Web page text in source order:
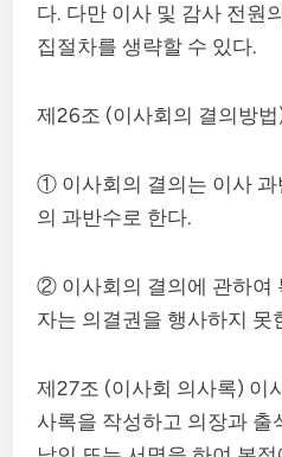
다. 다만 이사 및 감사 전원
집절차를 생략할 수 있다.
제26조 (이사회의 결의방법
① 이사회의 결의는 이사
의 과반수로 한다.
② 이사회의 결의에 관하여
자는 의결권을 행사하지 못
제27조 (이사회 의사록) 이
사록을 작성하고 의장과 출